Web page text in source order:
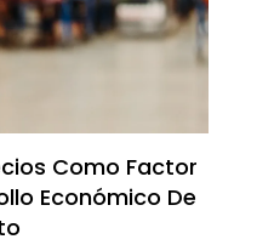
Como Factor
Económico De